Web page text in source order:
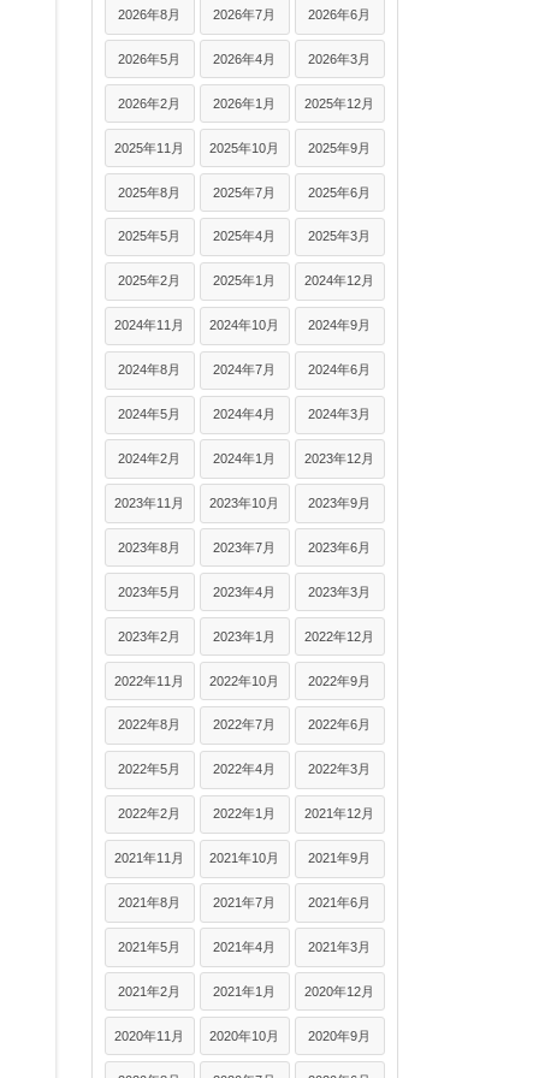
2026年8月 2026年7月 2026年6月
2026年5月 2026年4月 2026年3月
2026年2月 2026年1月 2025年12月
2025年11月 2025年10月 2025年9月
2025年8月 2025年7月 2025年6月
2025年5月 2025年4月 2025年3月
2025年2月 2025年1月 2024年12月
2024年11月 2024年10月 2024年9月
2024年8月 2024年7月 2024年6月
2024年5月 2024年4月 2024年3月
2024年2月 2024年1月 2023年12月
2023年11月 2023年10月 2023年9月
2023年8月 2023年7月 2023年6月
2023年5月 2023年4月 2023年3月
2023年2月 2023年1月 2022年12月
2022年11月 2022年10月 2022年9月
2022年8月 2022年7月 2022年6月
2022年5月 2022年4月 2022年3月
2022年2月 2022年1月 2021年12月
2021年11月 2021年10月 2021年9月
2021年8月 2021年7月 2021年6月
2021年5月 2021年4月 2021年3月
2021年2月 2021年1月 2020年12月
2020年11月 2020年10月 2020年9月